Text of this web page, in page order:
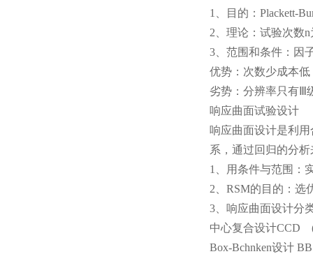
1、目的：Plackett-
2、理论：试验次数
3、范围和条件：因
优势：次数少成本
劣势：分辨率只有Ⅲ
响应曲面试验设计
响应曲面设计是利
系，通过回归的分
1、用条件与范围：
2、RSM的目的：选
3、响应曲面设计分
中心复合设计CCD
Box-Bchnken设计